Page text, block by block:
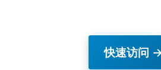
快速访问